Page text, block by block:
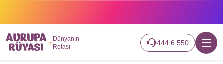
Dünyanın
Rotası
444 6 550